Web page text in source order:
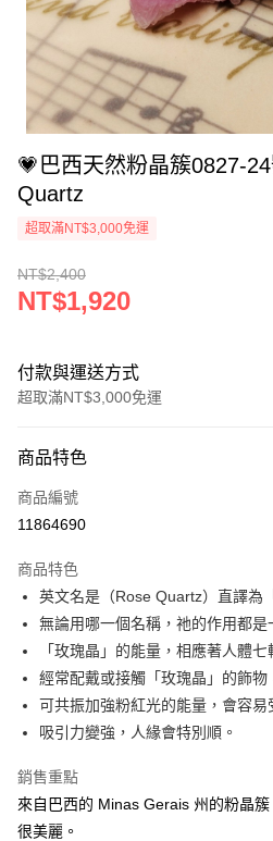
💗巴西天然粉晶簇0827-
Quartz
超取滿NT$3,000免運
NT$2,400
NT$1,920
付款與運送方式
超取滿NT$3,000免運
信用卡一次付款
超商取貨付款
Apple Pay
街口支付
悠遊付
ATM付款
全家取貨付款
每筆NT$80，滿NT$3,000(含以上)免
商品特色
商品編號
11864690
商品特色
英文名是（Rose Quartz）直譯為
無論用哪一個名稱，祂的作用都是
「玫瑰晶」的能量，相應著人體七
經常配戴或接觸「玫瑰晶」的飾物
可共振加強粉紅光的能量，會容易
吸引力變強，人緣會特別順。
銷售重點
來自巴西的 Minas Gerais 州的粉晶
很美麗。